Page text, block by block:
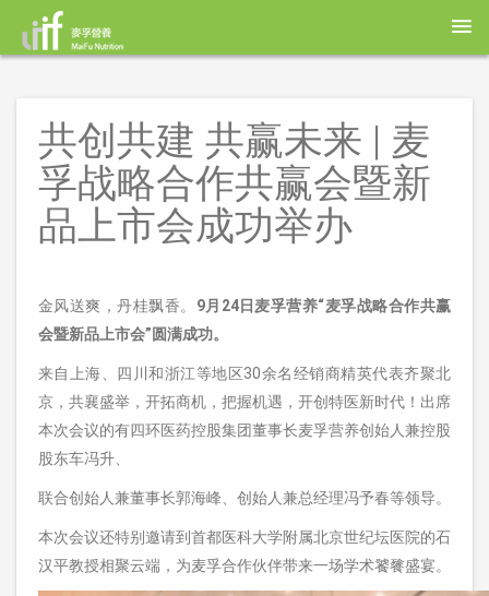
共创共建 共赢未来 | 麦
孚战略合作共赢会暨新
品上市会成功举办
金风送爽，丹桂飘香。 9月24日麦孚营养“麦孚战略合作共赢
会暨新品上市会”圆满成功。
来自上海、四川和浙江等地区30余名经销商精英代表齐聚北
京，共襄盛举，开拓商机，把握机遇，开创特医新时代！出席
本次会议的有四环医药控股集团董事长麦孚营养创始人兼控股
股东车冯升、
联合创始人兼董事长郭海峰、创始人兼总经理冯予春等领导。
本次会议还特别邀请到首都医科大学附属北京世纪坛医院的石
汉平教授相聚云端，为麦孚合作伙伴带来一场学术饕餮盛宴。